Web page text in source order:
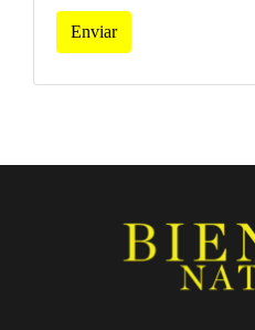
Enviar